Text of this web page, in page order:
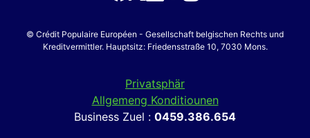
© Crédit Populaire Européen - Gesellschaft belgischen Rechts und
Kreditvermittler. Hauptsitz: Friedensstraße 10, 7030 Mons.
Privatsphär
Allgemeng Konditiounen
Business Zuel : 0459.386.654